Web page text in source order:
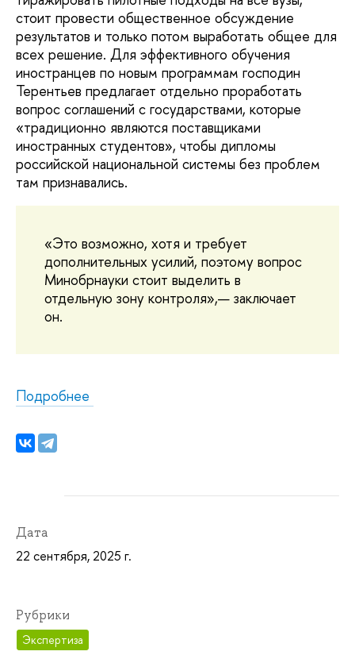
стоит провести общественное обсуждение
результатов и только потом выработать общее для
всех решение. Для эффективного обучения
иностранцев по новым программам господин
Терентьев предлагает отдельно проработать
вопрос соглашений с государствами, которые
«традиционно являются поставщиками
иностранных студентов», чтобы дипломы
российской национальной системы без проблем
там признавались.
«Это возможно, хотя и требует
дополнительных усилий, поэтому вопрос
Минобрнауки стоит выделить в
отдельную зону контроля»,— заключает
он.
Подробнее
Дата
22 сентября, 2025 г.
Рубрики
Экспертиза